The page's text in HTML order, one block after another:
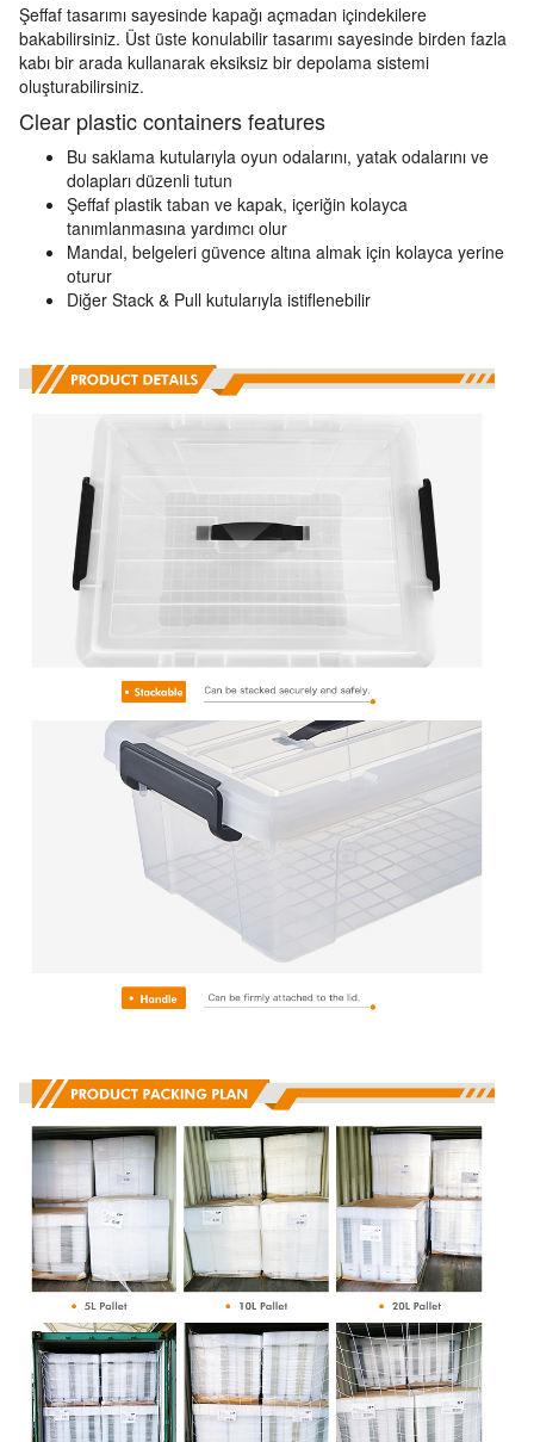
Şeffaf tasarımı sayesinde kapağı açmadan içindekilere
bakabilirsiniz. Üst üste konulabilir tasarımı sayesinde birden fazla
kabı bir arada kullanarak eksiksiz bir depolama sistemi
oluşturabilirsiniz.
Clear plastic containers features
Bu saklama kutularıyla oyun odalarını, yatak odalarını ve
dolapları düzenli tutun
Şeffaf plastik taban ve kapak, içeriğin kolayca
tanımlanmasına yardımcı olur
Mandal, belgeleri güvence altına almak için kolayca yerine
oturur
Diğer Stack & Pull kutularıyla istiflenebilir